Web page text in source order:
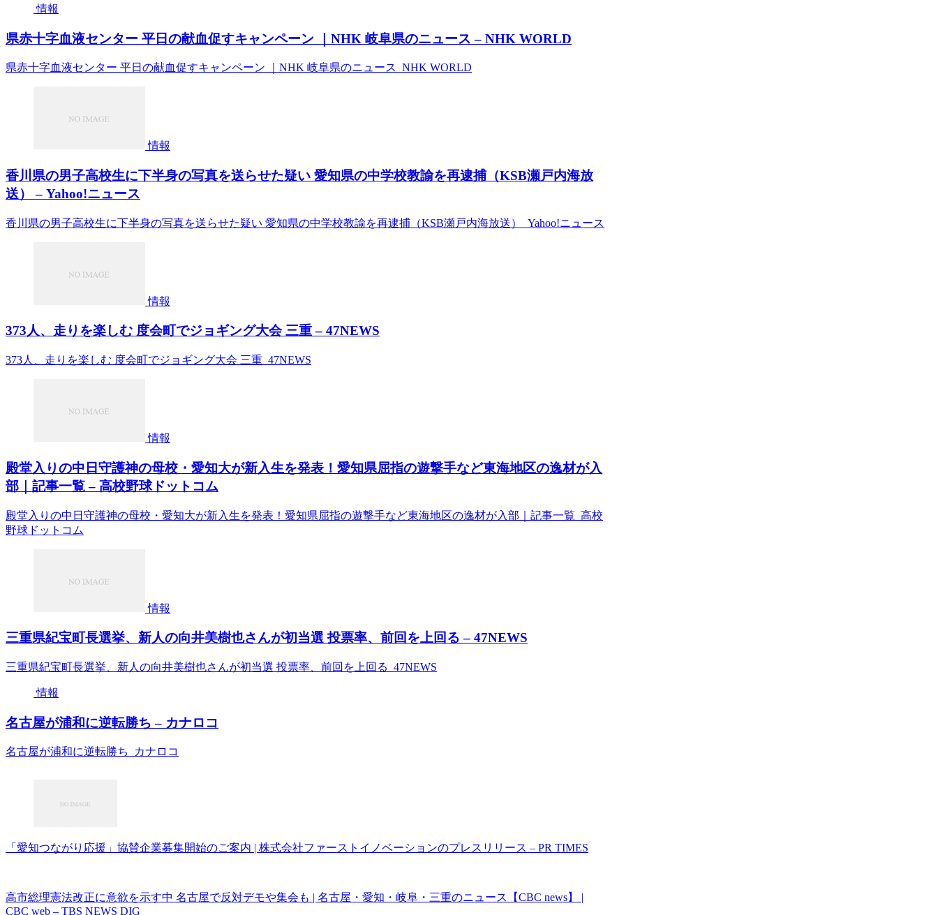
情報
県赤十字血液センター 平日の献血促すキャンペーン ｜NHK 岐阜県のニュース – NHK WORLD
県赤十字血液センター 平日の献血促すキャンペーン ｜NHK 岐阜県のニュース NHK WORLD
情報
香川県の男子高校生に下半身の写真を送らせた疑い 愛知県の中学校教諭を再逮捕（KSB瀬戸内海放
送） – Yahoo!ニュース
香川県の男子高校生に下半身の写真を送らせた疑い 愛知県の中学校教諭を再逮捕（KSB瀬戸内海放送） Yahoo!ニュース
情報
373人、走りを楽しむ 度会町でジョギング大会 三重 – 47NEWS
373人、走りを楽しむ 度会町でジョギング大会 三重 47NEWS
情報
殿堂入りの中日守護神の母校・愛知大が新入生を発表！愛知県屈指の遊撃手など東海地区の逸材が入
部｜記事一覧 – 高校野球ドットコム
殿堂入りの中日守護神の母校・愛知大が新入生を発表！愛知県屈指の遊撃手など東海地区の逸材が入部｜記事一覧 高校
野球ドットコム
情報
三重県紀宝町長選挙、新人の向井美樹也さんが初当選 投票率、前回を上回る – 47NEWS
三重県紀宝町長選挙、新人の向井美樹也さんが初当選 投票率、前回を上回る 47NEWS
情報
名古屋が浦和に逆転勝ち – カナロコ
名古屋が浦和に逆転勝ち カナロコ
「愛知つながり応援」協賛企業募集開始のご案内 | 株式会社ファーストイノベーションのプレスリリース – PR TIMES
高市総理憲法改正に意欲を示す中 名古屋で反対デモや集会も | 名古屋・愛知・岐阜・三重のニュース【CBC news】 |
CBC web – TBS NEWS DIG